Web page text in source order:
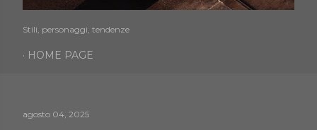
Stili, personaggi, tendenze
HOME PAGE
agosto 04, 2025